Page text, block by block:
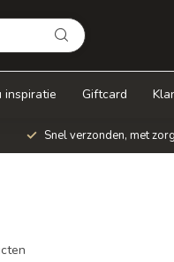
inspiratie Giftcard
Snel verzonden, met